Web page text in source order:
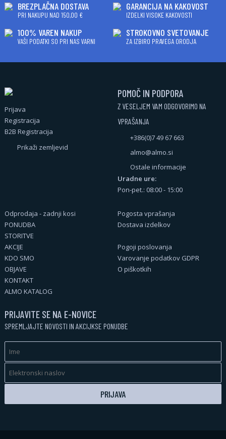
BREZPLAČNA DOSTAVA
PRI NAKUPU NAD 150,00 €
GARANCIJA NA KAKOVOST
IZDELKI VISOKE KAKOVOSTI
100% VAREN NAKUP
VAŠI PODATKI SO PRI NAS VARNI
STROKOVNO SVETOVANJE
ZA IZBIRO PRAVEGA ORODJA
Prijava
Registracija
B2B Registracija
Prikaži zemljevid
POMOČ IN PODPORA
Z VESELJEM VAM ODGOVORIMO NA
VPRAŠANJA
+386(0)7 49 67 663
almo@almo.si
Ostale informacije
Uradne ure:
Pon-pet.: 08:00 - 15:00
Odprodaja - zadnji kosi
PONUDBA
STORITVE
AKCIJE
KDO SMO
OBJAVE
KONTAKT
ALMO KATALOG
Pogosta vprašanja
Dostava izdelkov
Pogoji poslovanja
Varovanje podatkov GDPR
O piškotkih
PRIJAVITE SE NA E-NOVICE
SPREMLJAJTE NOVOSTI IN AKCIJKSE PONUDBE